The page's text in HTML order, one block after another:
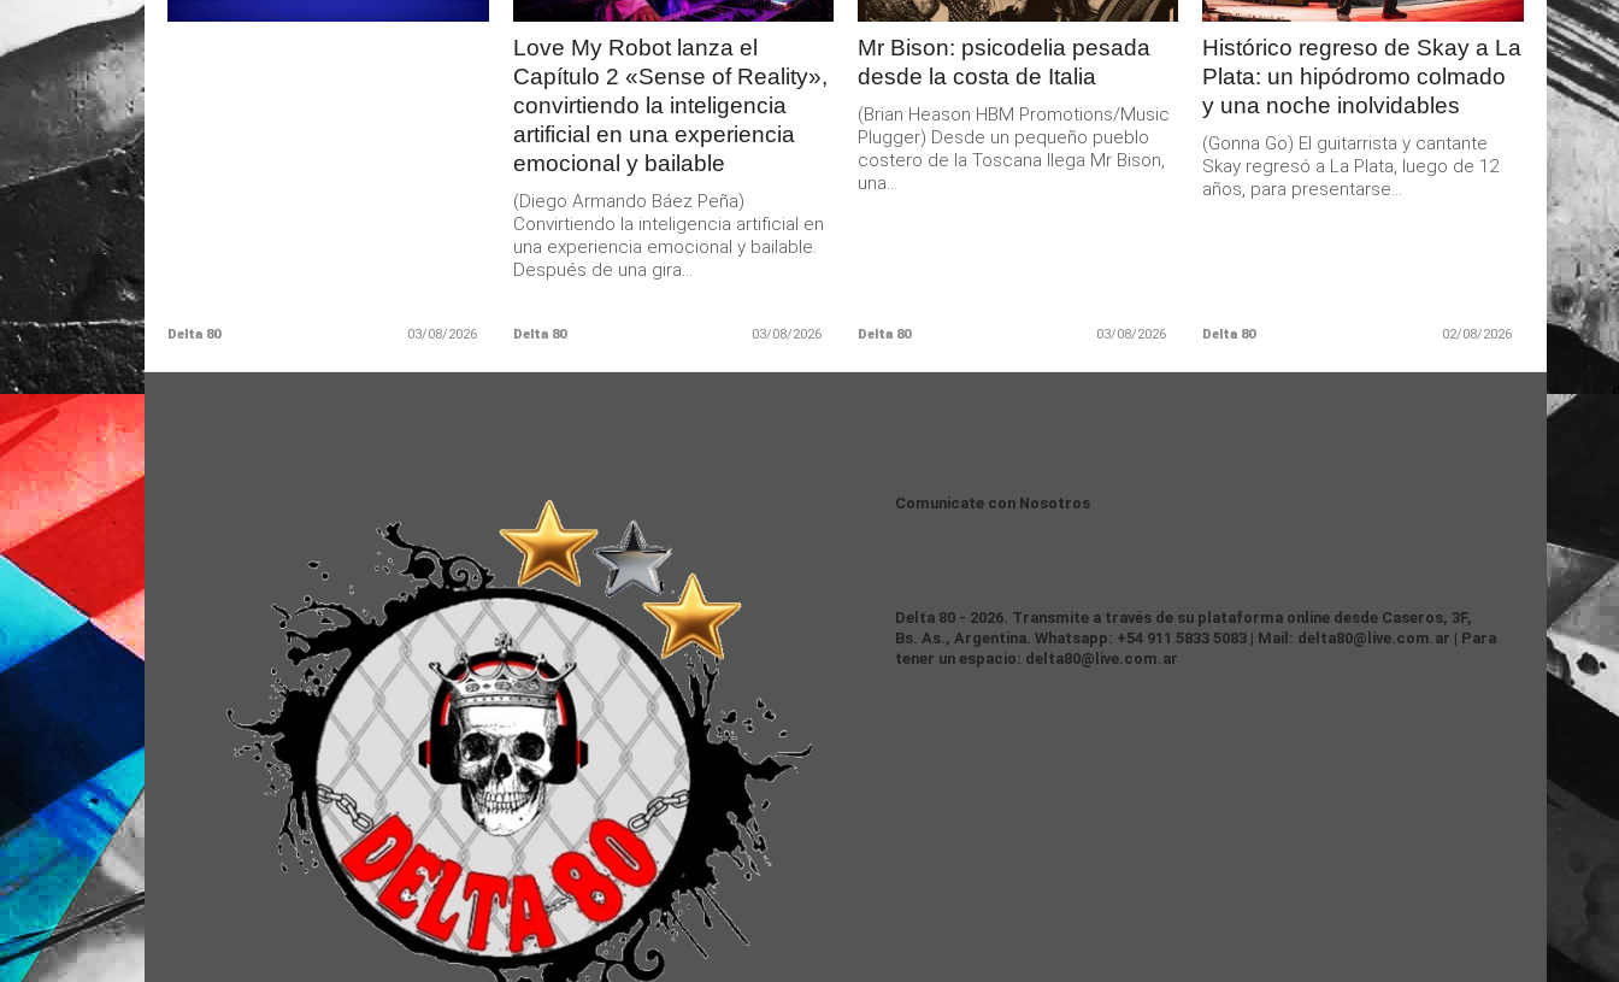
Delta 80 03/08/2026
Love My Robot lanza el
Capítulo 2 «Sense of Reality»,
convirtiendo la inteligencia
artificial en una experiencia
emocional y bailable
(Diego Armando Báez Peña)
Convirtiendo la inteligencia artificial en
una experiencia emocional y bailable.
Después de una gira...
Delta 80 03/08/2026
Mr Bison: psicodelia pesada
desde la costa de Italia
(Brian Heason HBM Promotions/Music
Plugger) Desde un pequeño pueblo
costero de la Toscana llega Mr Bison,
una...
Delta 80 03/08/2026
Histórico regreso de Skay a La
Plata: un hipódromo colmado
y una noche inolvidables
(Gonna Go) El guitarrista y cantante
Skay regresó a La Plata, luego de 12
años, para presentarse...
Delta 80 02/08/2026
Comunicate con Nosotros
Delta 80 - 2026. Transmite a través de su plataforma online desde Caseros, 3F,
Bs. As., Argentina. Whatsapp: +54 911 5833 5083 | Mail: delta80@live.com.ar | Para
tener un espacio: delta80@live.com.ar